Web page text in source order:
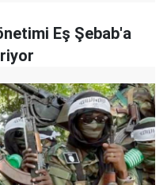
Eş Şebab'a